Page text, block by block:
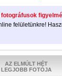
felületünkre!
AZ ELMÚLT HÉT
LEGJOBB FOTÓJA